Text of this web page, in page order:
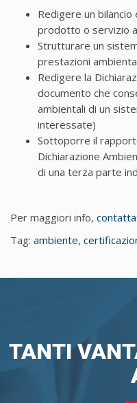
Redigere un
prodotto o servizio
Strutturare un
prestazioni
Redigere la
documento che
ambientali di un
interessate)
Sottoporre il
Dichiarazione
di una terza parte
Per maggiori info,
Tag: ambiente,
TANTI